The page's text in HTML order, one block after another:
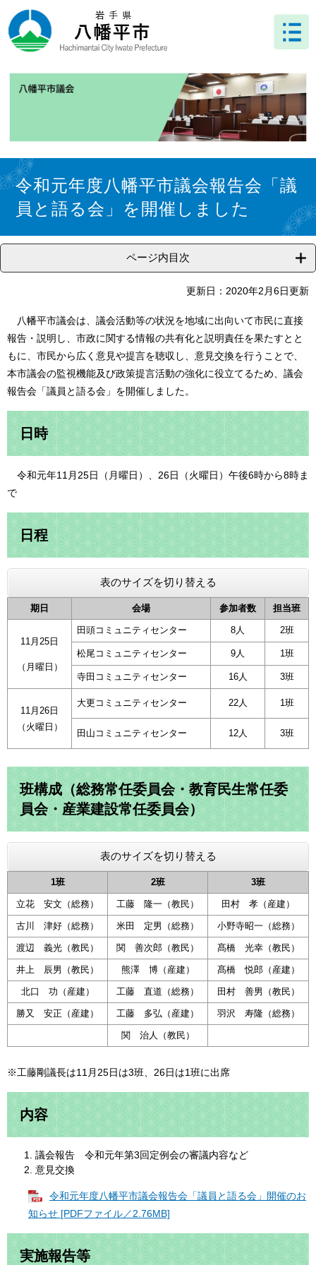
ー
ジ
ニ
ュ
文 令和元年度八幡平市議会報告会「議
員と語る会」を開催しました
ページ内目次
更新日：2020年2月6日更新
八幡平市議会は、議会活動等の状況を地域に出向いて市民に直接
報告・説明し、市政に関する情報の共有化と説明責任を果たすとと
もに、市民から広く意見や提言を聴収し、意見交換を行うことで、
本市議会の監視機能及び政策提言活動の強化に役立てるため、議会
報告会「議員と語る会」を開催しました。
日時
令和元年11月25日（月曜日）、26日（火曜日）午後6時から8時ま
で
日程
表のサイズを切り替える
期日 会場 参加者数 担当班
11月25日
（月曜日）
田頭コミュニティセンター 8人 2班
松尾コミュニティセンター 9人 1班
寺田コミュニティセンター 16人 3班
11月26日
（火曜日）
大更コミュニティセンター 22人 1班
田山コミュニティセンター 12人 3班
班構成（総務常任委員会・教育民生常任委
員会・産業建設常任委員会）
表のサイズを切り替える
1班 2班 3班
立花 安文（総務） 工藤 隆一（教民） 田村 孝（産建）
古川 津好（総務） 米田 定男（総務） 小野寺昭一（総務）
渡辺 義光（教民） 関 善次郎（教民） 髙橋 光幸（教民）
井上 辰男（教民） 熊澤 博（産建） 髙橋 悦郎（産建）
北口 功（産建） 工藤 直道（総務） 田村 善男（教民）
勝又 安正（産建） 工藤 多弘（産建） 羽沢 寿隆（総務）
関 治人（教民）
※工藤剛議長は11月25日は3班、26日は1班に出席
内容
議会報告 令和元年第3回定例会の審議内容など
意見交換
令和元年度八幡平市議会報告会「議員と語る会」開催のお
知らせ [PDFファイル／2.76MB]
実施報告等